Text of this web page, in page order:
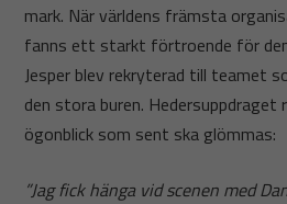
mark. När världens främsta
fanns ett starkt förtroende för
Jesper blev rekryterad till teamet
den stora buren. Hedersuppdraget
ögonblick som sent ska glömmas:
”Jag fick hänga vid scenen med